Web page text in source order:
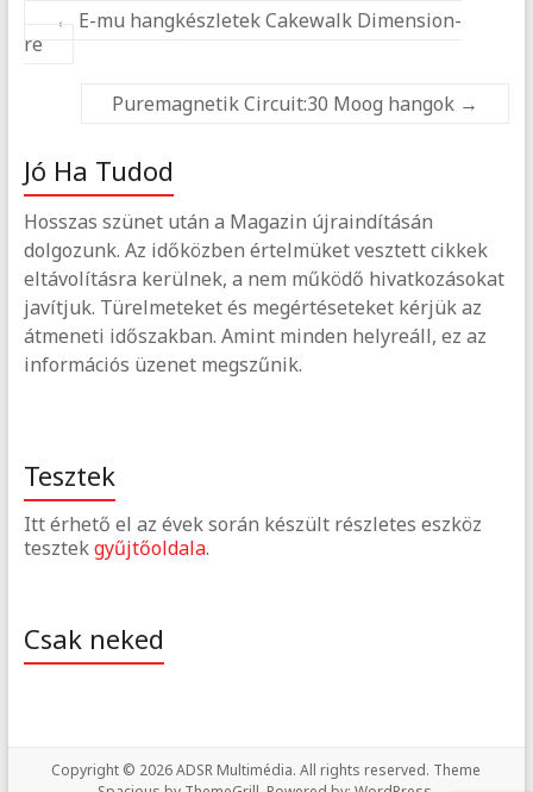
←
E-mu hangkészletek Cakewalk Dimension-
re
Puremagnetik Circuit:30 Moog hangok →
Jó Ha Tudod
Hosszas szünet után a Magazin újraindításán
dolgozunk. Az időközben értelmüket vesztett cikkek
eltávolításra kerülnek, a nem működő hivatkozásokat
javítjuk. Türelmeteket és megértéseteket kérjük az
átmeneti időszakban. Amint minden helyreáll, ez az
információs üzenet megszűnik.
Tesztek
Itt érhető el az évek során készült részletes eszköz
tesztekgyűjtőoldala.
Csak neked
Copyright © 2026ADSR Multimédia. All rights reserved. Theme